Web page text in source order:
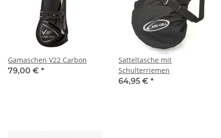
Gamaschen V22 Carbon
79,00 € *
Satteltasche mit
Schulterriemen
64,95 € *